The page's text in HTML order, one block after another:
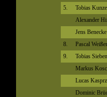
5.
Tobias Kunze
Alexander
Jens Benecke
8.
Pascal
9.
Tobias Sieben
Markus
Lucas
Dominic